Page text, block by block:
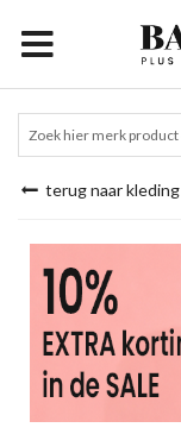
terug naar kleding